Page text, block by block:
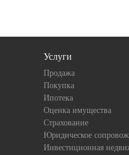
Услуги
Продажа
Покупка
Ипотека
Оценка имущества
Страхование
Юридическое
Инвестиционная